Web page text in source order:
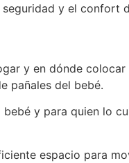
y el confort
y en dónde
pañales del bebé.
y para quien lo
espacio para